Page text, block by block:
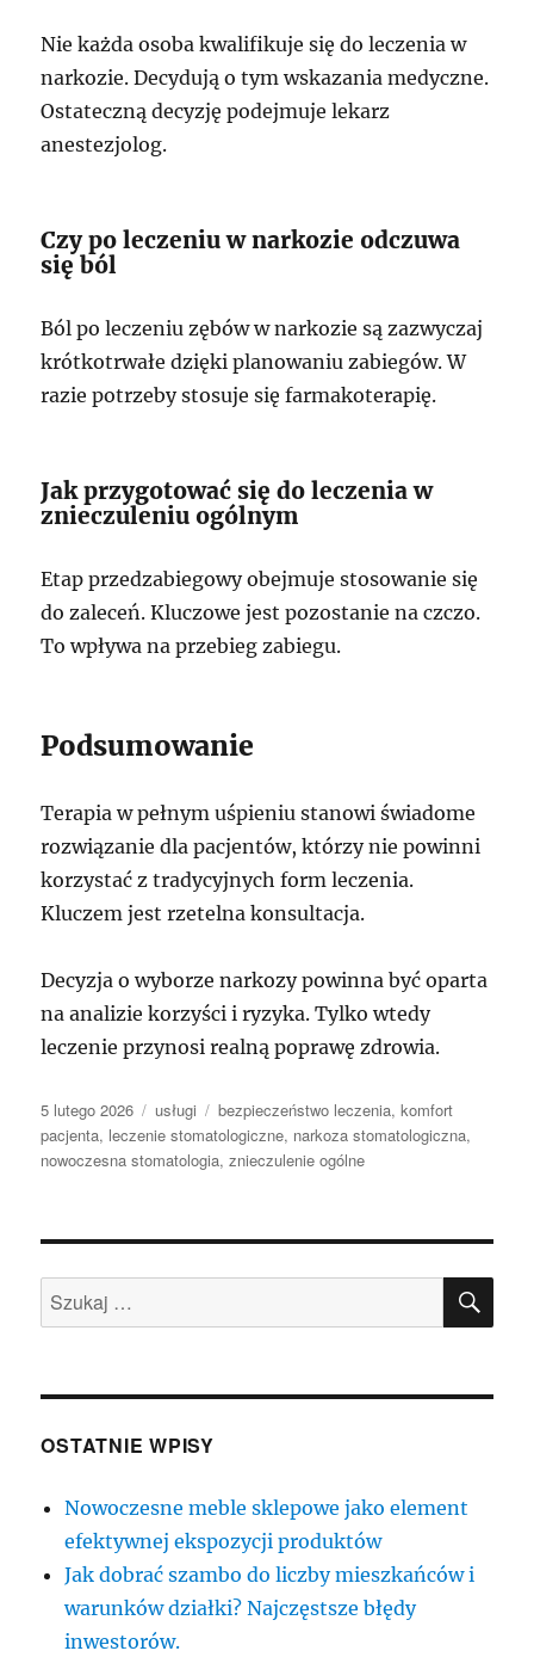
Nie każda osoba kwalifikuje się do leczenia w
narkozie. Decydują o tym wskazania medyczne.
Ostateczną decyzję podejmuje lekarz
anestezjolog.
Czy po leczeniu w narkozie odczuwa
się ból
Ból po leczeniu zębów w narkozie są zazwyczaj
krótkotrwałe dzięki planowaniu zabiegów. W
razie potrzeby stosuje się farmakoterapię.
Jak przygotować się do leczenia w
znieczuleniu ogólnym
Etap przedzabiegowy obejmuje stosowanie się
do zaleceń. Kluczowe jest pozostanie na czczo.
To wpływa na przebieg zabiegu.
Podsumowanie
Terapia w pełnym uśpieniu stanowi świadome
rozwiązanie dla pacjentów, którzy nie powinni
korzystać z tradycyjnych form leczenia.
Kluczem jest rzetelna konsultacja.
Decyzja o wyborze narkozy powinna być oparta
na analizie korzyści i ryzyka. Tylko wtedy
leczenie przynosi realną poprawę zdrowia.
Data
publikacji
5 lutego 2026 Kategorie
usługi Tagi
bezpieczeństwo leczenia,komfort
pacjenta, leczenie stomatologiczne, narkoza stomatologiczna,
nowoczesna stomatologia,znieczulenie ogólne
Szukaj:
OSTATNIE WPISY
Nowoczesne meble sklepowe jako element
efektywnej ekspozycji produktów
Jak dobrać szambo do liczby mieszkańców i
warunków działki? Najczęstsze błędy
inwestorów.